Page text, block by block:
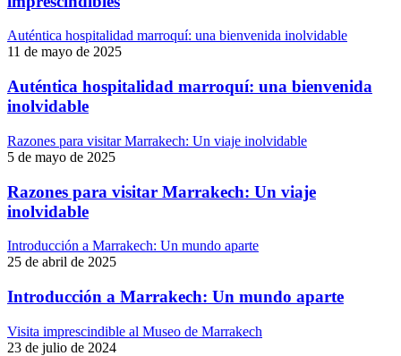
Auténtica hospitalidad marroquí: una bienvenida inolvidable
11 de mayo de 2025
Auténtica hospitalidad marroquí: una bienvenida
inolvidable
Razones para visitar Marrakech: Un viaje inolvidable
5 de mayo de 2025
Razones para visitar Marrakech: Un viaje
inolvidable
Introducción a Marrakech: Un mundo aparte
25 de abril de 2025
Introducción a Marrakech: Un mundo aparte
Visita imprescindible al Museo de Marrakech
23 de julio de 2024